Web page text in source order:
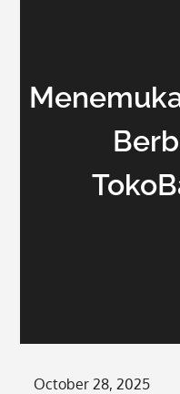
Posted
October 28, 2025